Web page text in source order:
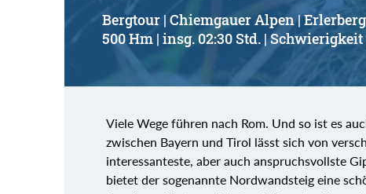
Bergtour | Chiemgauer Alpen | Erlerberg
500 Hm | insg. 02:30 Std. |
Viele Wege führen nach Rom. Und so ist es
zwischen Bayern und Tirol lässt sich von
interessanteste, aber auch anspruchsvollste
bietet der sogenannte Nordwandsteig eine